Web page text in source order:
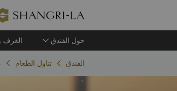
حول الفندق الغرف
الفندق تناول الطعام